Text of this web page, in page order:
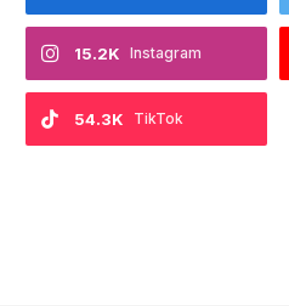
Instagram
15.2K
TikTok
54.3K